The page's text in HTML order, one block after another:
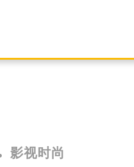
影视时尚